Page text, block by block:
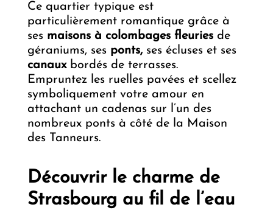
Ce quartier typique est
particulièrement romantique grâce à
ses maisons à colombages fleuries de
géraniums, ses ponts,ses écluses et ses
canauxbordés de terrasses.
Empruntez les ruelles pavées et scellez
symboliquement votre amour en
attachant un cadenas sur l’un des
nombreux ponts à côté de la Maison
des Tanneurs.
Découvrir le charme de
Strasbourg au fil de l’eau